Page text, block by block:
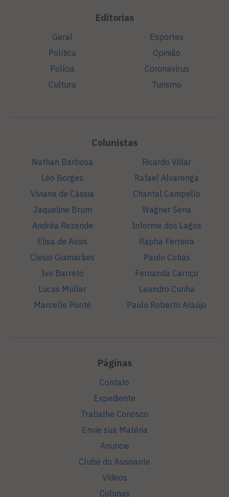
Editorias
Geral
Política
Polícia
Cultura
Esportes
Opinião
Coronavírus
Turismo
Colunistas
Nathan Barbosa
Léo Borges
Viviane de Cássia
Jaqueline Brum
Andréa Rezende
Elisa de Assis
Clesio Guimarães
Ivo Barreto
Lucas Müller
Marcelle Ponté
Ricardo Villar
Rafael Alvarenga
Chantal Campello
Wagner Sena
Informe dos Lagos
Rapha Ferreira
Paulo Cotias
Fernanda Carriço
Leandro Cunha
Paulo Roberto Araújo
Páginas
Contato
Expediente
Trabalhe Conosco
Envie sua Matéria
Anuncie
Clube do Assinante
Vídeos
Colunas